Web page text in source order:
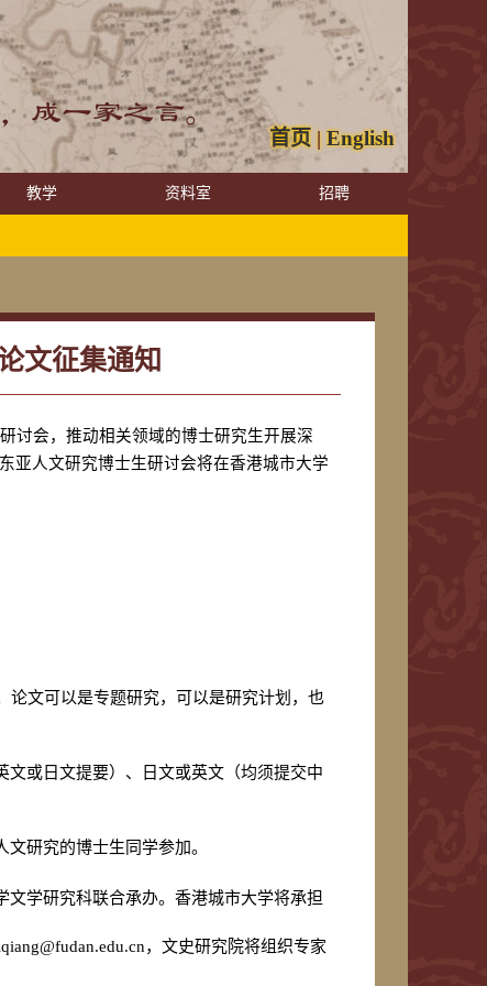
首页 |English
教学 资料室 招聘
文征集通知
讨会，推动相关领域的博士研究生开展深
亚人文研究博士生研讨会将在香港城市大学
论文可以是专题研究，可以是研究计划，也
或日文提要）、日文或英文（均须提交中
研究的博士生同学参加。
学研究科联合承办。香港城市大学将承担
，文史研究院将组织专家